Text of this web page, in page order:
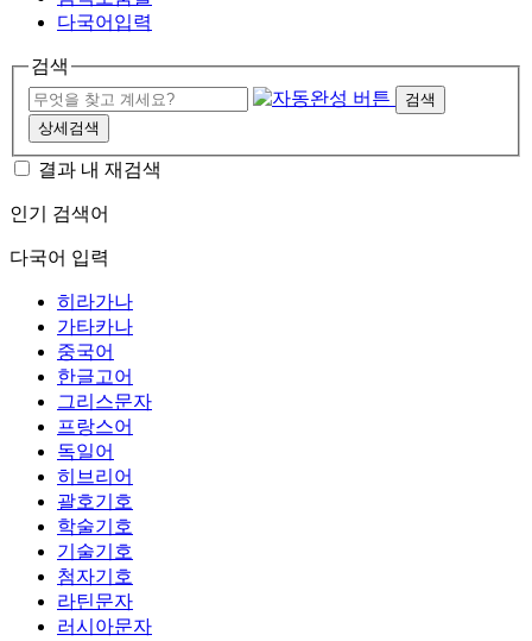
다국어입력
검색
검색
상세검색
결과 내 재검색
인기 검색어
다국어 입력
히라가나
가타카나
중국어
한글고어
그리스문자
프랑스어
독일어
히브리어
괄호기호
학술기호
기술기호
첨자기호
라틴문자
러시아문자